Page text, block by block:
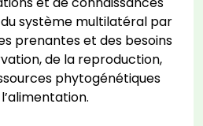
système multilatéral par
prenantes et des besoins
de la reproduction,
phytogénétiques